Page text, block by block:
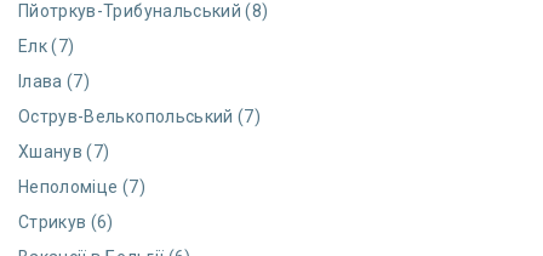
Пйотркув-Трибунальський (8)
Елк (7)
Ілава (7)
Острув-Велькопольський (7)
Хшанув (7)
Неполоміце (7)
Стрикув (6)